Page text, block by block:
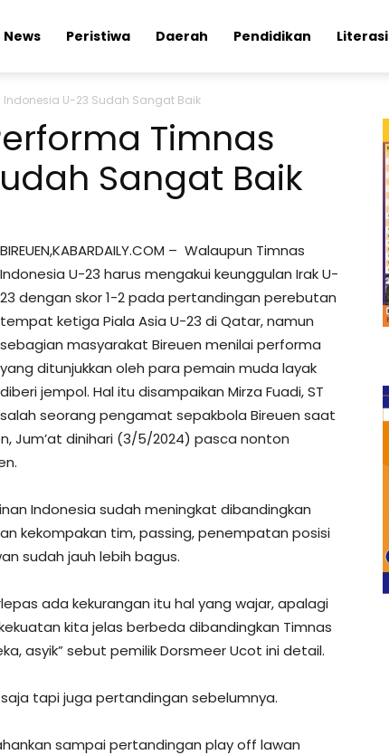
News Peristiwa Daerah Pendidikan Literasi
U-23 Sudah Sangat Baik
Timnas
Sangat Baik
BIREUEN,KABARDAILY.COM – Walaupun Timnas
Indonesia U-23 harus mengakui keunggulan Irak U-
23 dengan skor 1-2 pada pertandingan perebutan
tempat ketiga Piala Asia U-23 di Qatar, namun
sebagian masyarakat Bireuen menilai performa
yang ditunjukkan oleh para pemain muda layak
diberi jempol. Hal itu disampaikan Mirza Fuadi, ST
salah seorang pengamat sepakbola Bireuen saat
Jum’at dinihari (3/5/2024) pasca nonton
Indonesia sudah meningkat dibandingkan
kekompakan tim, passing, penempatan posisi
sudah jauh lebih bagus.
ada kekurangan itu hal yang wajar, apalagi
kita jelas berbeda dibandingkan Timnas
asyik” sebut pemilik Dorsmeer Ucot ini detail.
tapi juga pertandingan sebelumnya.
sampai pertandingan play off lawan